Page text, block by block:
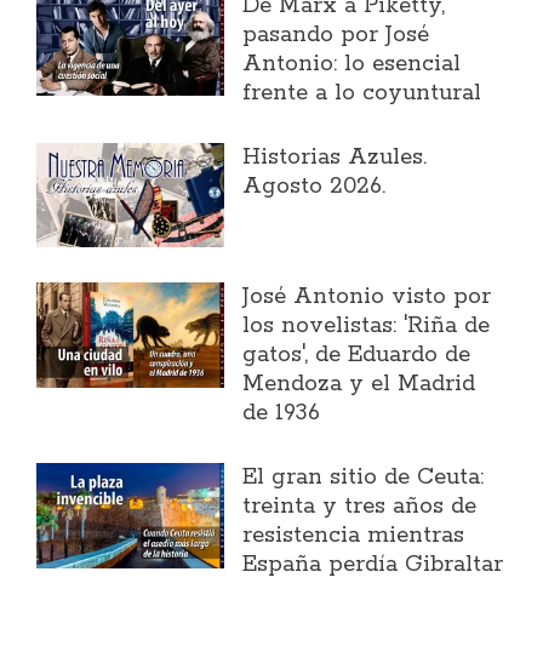
​De Marx a Piketty,
pasando por José
Antonio: lo esencial
frente a lo coyuntural
Historias Azules.
Agosto 2026.
José Antonio visto por
los novelistas: 'Riña de
gatos', de Eduardo de
Mendoza y el Madrid
de 1936
El gran sitio de Ceuta:
treinta y tres años de
resistencia mientras
España perdía Gibraltar